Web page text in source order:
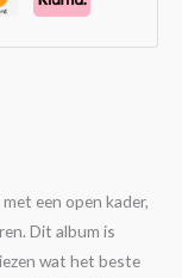
een open kader,
Dit album is
wat het beste